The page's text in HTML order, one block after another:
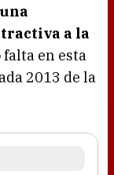
a la
falta en esta
2013 de la